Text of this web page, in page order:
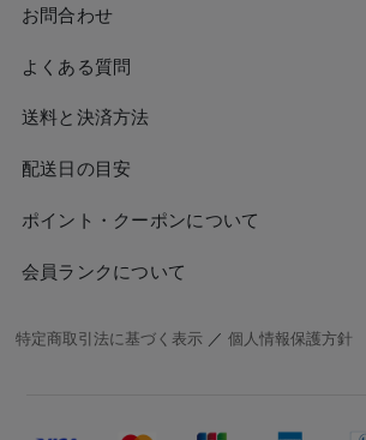
お問合わせ
よくある質問
送料と決済方法
配送日の目安
ポイント・クーポンについて
会員ランクについて
特定商取引法に基づく表示 ／個人情報保護方針